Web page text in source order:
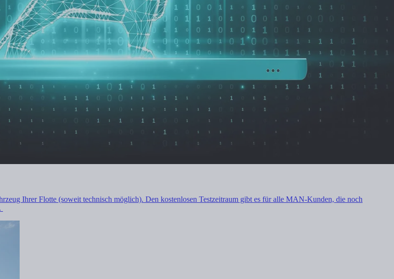
Ihrer Flotte (soweit technisch möglich). Den kostenlosen Testzeitraum gibt es für alle MAN-Kunden, die noch